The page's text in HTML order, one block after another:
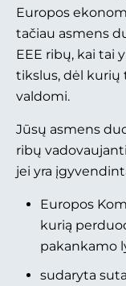
Europos
tačiau asmens
EEE ribų, kai tai
tikslus, dėl kurių
valdomi.
Jūsų asmens
ribų
jei yra
Europos
kurią
pakankamo
sudaryta